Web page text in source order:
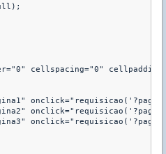
cellspacing="0"